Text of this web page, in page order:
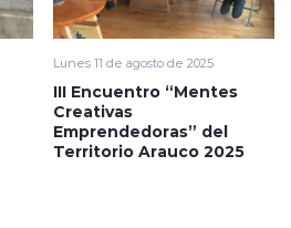
Lunes 11 de agosto de 2025
III Encuentro “Mentes
Creativas
Emprendedoras” del
Territorio Arauco 2025